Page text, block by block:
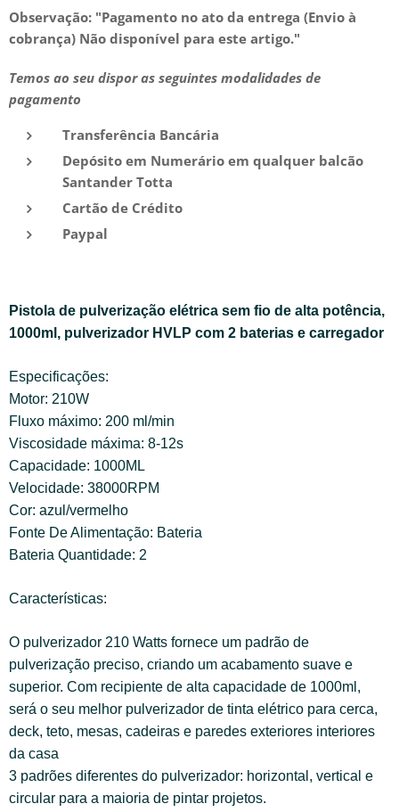
Observação: "Pagamento no ato da entrega (Envio à
cobrança) Não disponível para este artigo."
Temos ao seu dispor as seguintes modalidades de
pagamento
Transferência Bancária
Depósito em Numerário em qualquer balcão
Santander Totta
Cartão de Crédito
Paypal
Pistola de pulverização elétrica sem fio de alta potência,
1000ml, pulverizador HVLP com 2 baterias e carregador
Especificações:
Motor: 210W
Fluxo máximo: 200 ml/min
Viscosidade máxima: 8-12s
Capacidade: 1000ML
Velocidade: 38000RPM
Cor: azul/vermelho
Fonte De Alimentação: Bateria
Bateria Quantidade: 2
Características:
O pulverizador 210 Watts fornece um padrão de
pulverização preciso, criando um acabamento suave e
superior. Com recipiente de alta capacidade de 1000ml,
será o seu melhor pulverizador de tinta elétrico para cerca,
deck, teto, mesas, cadeiras e paredes exteriores interiores
da casa
3 padrões diferentes do pulverizador: horizontal, vertical e
circular para a maioria de pintar projetos.